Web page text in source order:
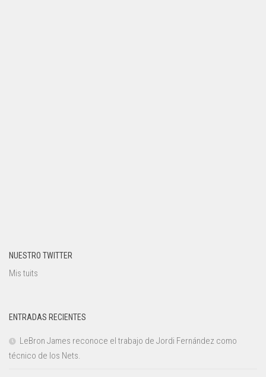
NUESTRO TWITTER
Mis tuits
ENTRADAS RECIENTES
LeBron James reconoce el trabajo de Jordi Fernández como
técnico de los Nets.